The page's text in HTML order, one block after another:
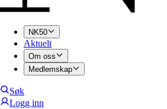
NK50
Aktuelt
Om oss
Medlemskap
Søk
Logg inn